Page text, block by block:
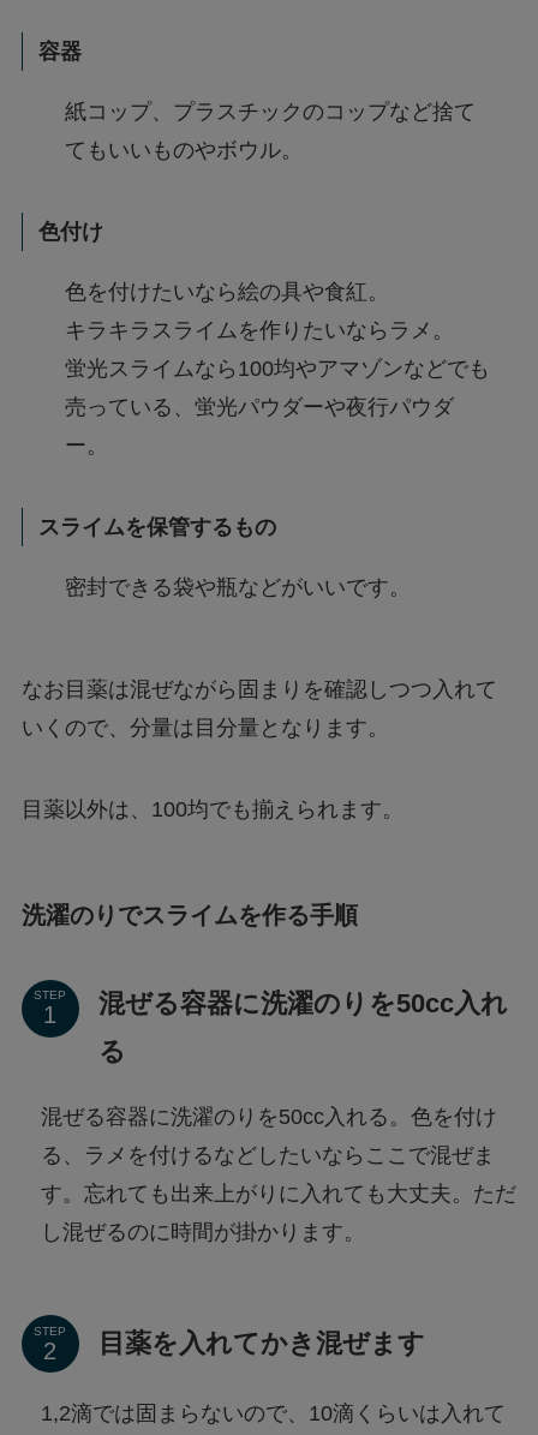
容器
紙コップ、プラスチックのコップなど捨て
てもいいものやボウル。
色付け
色を付けたいなら絵の具や食紅。
キラキラスライムを作りたいならラメ。
蛍光スライムなら100均やアマゾンなどでも
売っている、蛍光パウダーや夜行パウダ
ー。
スライムを保管するもの
密封できる袋や瓶などがいいです。
なお目薬は混ぜながら固まりを確認しつつ入れて
いくので、分量は目分量となります。
目薬以外は、100均でも揃えられます。
洗濯のりでスライムを作る手順
STEP
混ぜる容器に洗濯のりを50cc入れ
る
混ぜる容器に洗濯のりを50cc入れる。色を付け
る、ラメを付けるなどしたいならここで混ぜま
す。忘れても出来上がりに入れても大丈夫。ただ
し混ぜるのに時間が掛かります。
STEP 目薬を入れてかき混ぜます
1,2滴では固まらないので、10滴くらいは入れて